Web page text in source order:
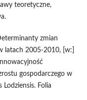
teoretyczne,
zmian
latach 2005-2010, [w:]
gospodarczego w
Folia